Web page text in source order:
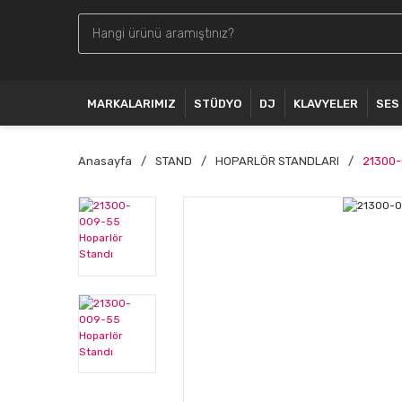
MARKALARIMIZ STÜDYO DJ KLAVYELER SES
Anasayfa STAND HOPARLÖR STANDLARI